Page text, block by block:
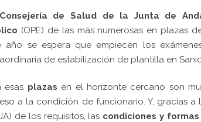
Consejería de Salud de la Junta de
(OPE) de las más numerosas en plazas
año se espera que empiecen los
de estabilización de plantilla en
esas plazas en el horizonte cercano son
a la condición de funcionario. Y, gracias
de los requisitos, las condiciones y